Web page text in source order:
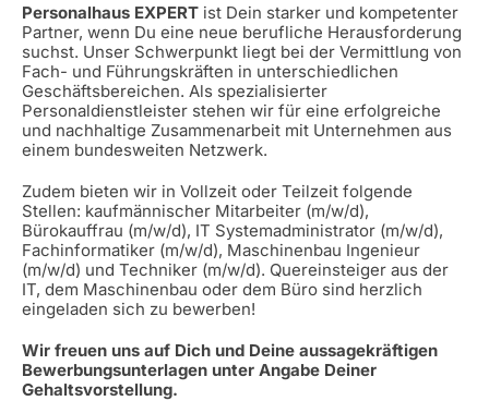
Personalhaus EXPERT ist Dein starker und kompetenter
Partner, wenn Du eine neue berufliche Herausforderung
suchst. Unser Schwerpunkt liegt bei der Vermittlung von
Fach- und Führungskräften in unterschiedlichen
Geschäftsbereichen. Als spezialisierter
Personaldienstleister stehen wir für eine erfolgreiche
und nachhaltige Zusammenarbeit mit Unternehmen aus
einem bundesweiten Netzwerk.
Zudem bieten wir in Vollzeit oder Teilzeit folgende
Stellen: kaufmännischer Mitarbeiter (m/w/d),
Bürokauffrau (m/w/d), IT Systemadministrator (m/w/d),
Fachinformatiker (m/w/d), Maschinenbau Ingenieur
(m/w/d) und Techniker (m/w/d). Quereinsteiger aus der
IT, dem Maschinenbau oder dem Büro sind herzlich
eingeladen sich zu bewerben!
Wir freuen uns auf Dich und Deine aussagekräftigen
Bewerbungsunterlagen unter Angabe Deiner
Gehaltsvorstellung.